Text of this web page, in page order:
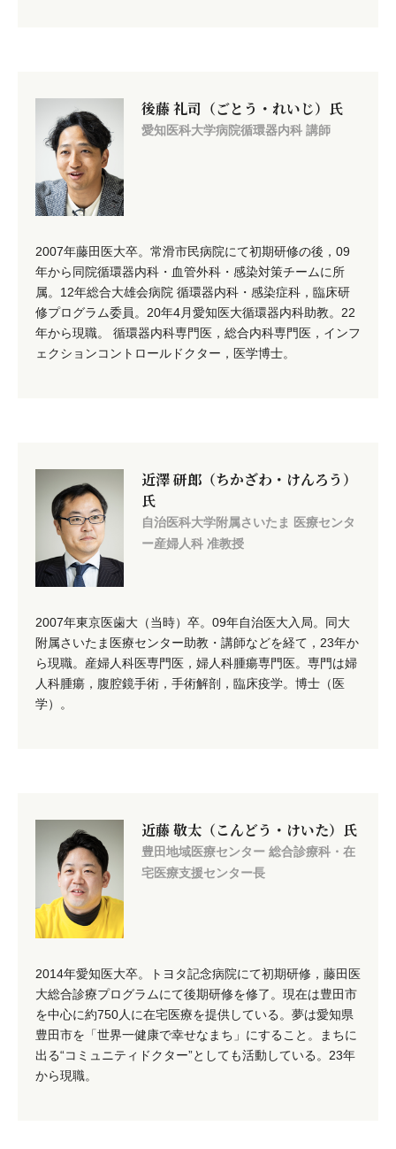
後藤 礼司（ごとう・れいじ）氏
愛知医科大学病院循環器内科 講師
2007年藤田医大卒。常滑市民病院にて初期研修の後，09
年から同院循環器内科・血管外科・感染対策チームに所
属。12年総合大雄会病院 循環器内科・感染症科，臨床研
修プログラム委員。20年4月愛知医大循環器内科助教。22
年から現職。 循環器内科専門医，総合内科専門医，インフ
ェクションコントロールドクター，医学博士。
近澤 研郎（ちかざわ・けんろう）
氏
自治医科大学附属さいたま 医療センタ
ー産婦人科 准教授
2007年東京医歯大（当時）卒。09年自治医大入局。同大
附属さいたま医療センター助教・講師などを経て，23年か
ら現職。産婦人科医専門医，婦人科腫瘍専門医。専門は婦
人科腫瘍，腹腔鏡手術，手術解剖，臨床疫学。博士（医
学）。
近藤 敬太（こんどう・けいた）氏
豊田地域医療センター 総合診療科・在
宅医療支援センター長
2014年愛知医大卒。トヨタ記念病院にて初期研修，藤田医
大総合診療プログラムにて後期研修を修了。現在は豊田市
を中心に約750人に在宅医療を提供している。夢は愛知県
豊田市を「世界一健康で幸せなまち」にすること。まちに
出る“コミュニティドクター”としても活動している。23年
から現職。